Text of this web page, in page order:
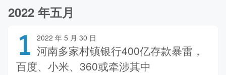
2022 年五月
1 2022 年 5 月 30 日
河南多家村镇银行400亿存款暴雷，
百度、小米、360或牵涉其中